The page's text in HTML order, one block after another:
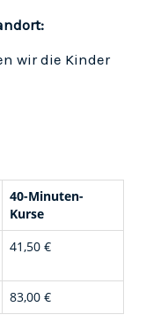
wir die Kinder
40-Minuten-
Kurse
41,50 €
83,00 €